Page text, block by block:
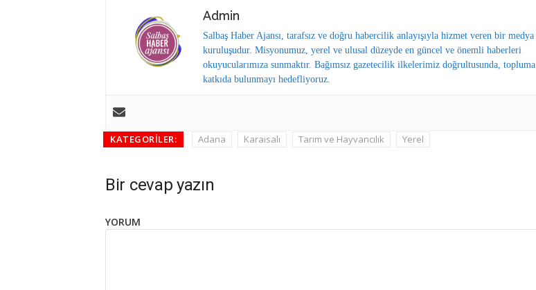
Admin
Salbaş Haber Ajansı, tarafsız ve doğru habercilik anlayışıyla hizmet veren bir medya
kuruluşudur. Misyonumuz, yerel ve ulusal düzeyde en güncel ve önemli haberleri
okuyucularımıza sunmaktır. Bağımsız gazetecilik ilkelerimiz doğrultusunda, topluma
katkıda bulunmayı hedefliyoruz.
KATEGORILER: Adana Karaisalı Tarım ve Hayvancılık Yerel
Bir cevap yazın
YORUM